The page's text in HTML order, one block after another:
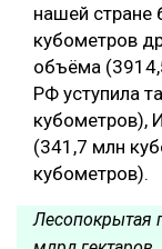
нашей стране
кубометров
объёма
РФ уступила
кубометров),
(341,7 млн
кубометров).
Лесопокрытая